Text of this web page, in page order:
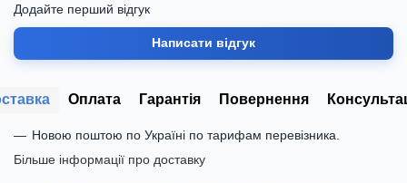
Додайте перший відгук
Написати відгук
Оплата Гарантія Повернення
Новою поштою по Україні по тарифам перевізника.
Більше інформації про доставку